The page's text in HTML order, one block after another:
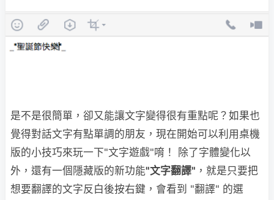
是不是很簡單，卻又能讓文字變得很有重點呢？如果也
覺得對話文字有點單調的朋友，現在開始可以利用桌機
版的小技巧來玩一下"文字遊戲"唷！ 除了字體變化以
外，還有一個隱藏版的新功能"文字翻譯" ，就是只要把
想要翻譯的文字反白後按右鍵，會看到 "翻譯" 的選